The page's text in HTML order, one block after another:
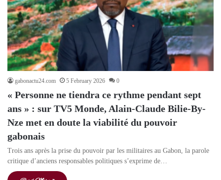
gabonactu24.com 5 February 2026 0
« Personne ne tiendra ce rythme pendant sept
ans » : sur TV5 Monde, Alain-Claude Bilie-By-
Nze met en doute la viabilité du pouvoir
gabonais
Trois ans après la prise du pouvoir par les militaires au Gabon, la parole
critique d’anciens responsables politiques s’exprime de…